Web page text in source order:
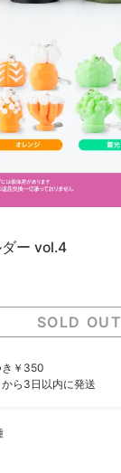
ー vol.4
SOLD OUT
き￥350
ら3日以内に発送